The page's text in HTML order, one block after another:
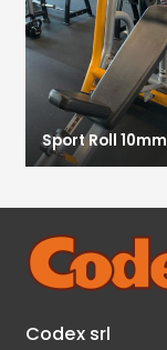
Sport Roll 10mm
Codex srl